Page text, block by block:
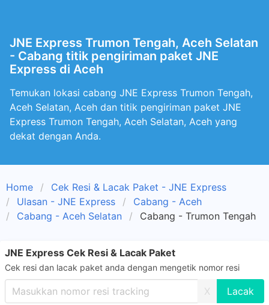
JNE Express Trumon Tengah, Aceh Selatan
- Cabang titik pengiriman paket JNE
Express di Aceh
Temukan lokasi cabang JNE Express Trumon Tengah,
Aceh Selatan, Aceh dan titik pengiriman paket JNE
Express Trumon Tengah, Aceh Selatan, Aceh yang
dekat dengan Anda.
Home
Cek Resi & Lacak Paket - JNE Express
Ulasan - JNE Express
Cabang - Aceh
Cabang - Aceh Selatan
Cabang - Trumon Tengah
JNE Express Cek Resi & Lacak Paket
Cek resi dan lacak paket anda dengan mengetik nomor resi
X